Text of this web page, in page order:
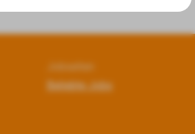
Jobseiten
Beliebte Jobs